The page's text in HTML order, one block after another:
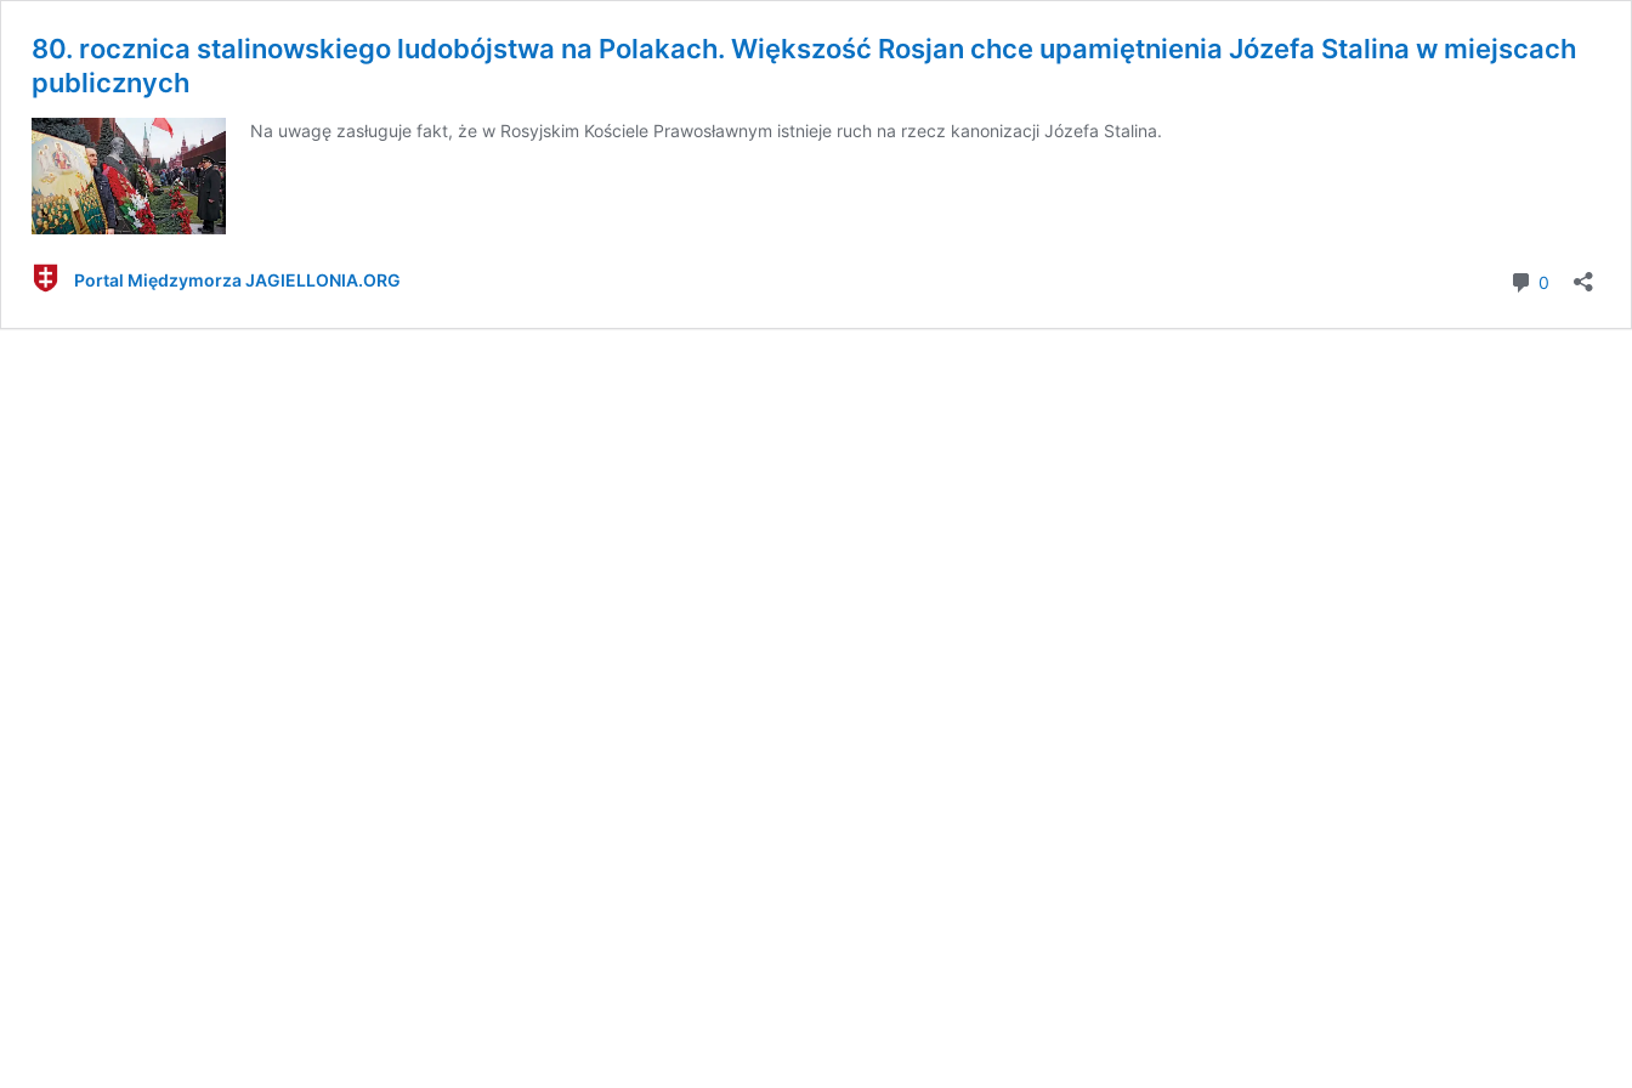
80. rocznica stalinowskiego ludobójstwa na Polakach. Większość Rosjan chce upamiętnienia Józefa Stalina w miejscach
publicznych
Na uwagę zasługuje fakt, że w Rosyjskim Kościele Prawosławnym istnieje ruch na rzecz kanonizacji Józefa Stalina.
Portal Międzymorza JAGIELLONIA.ORG 0